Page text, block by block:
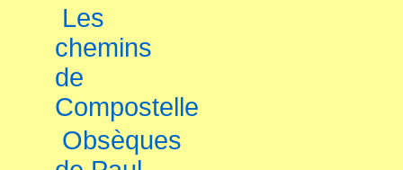
Les
chemins
de
Compostelle
Obsèques